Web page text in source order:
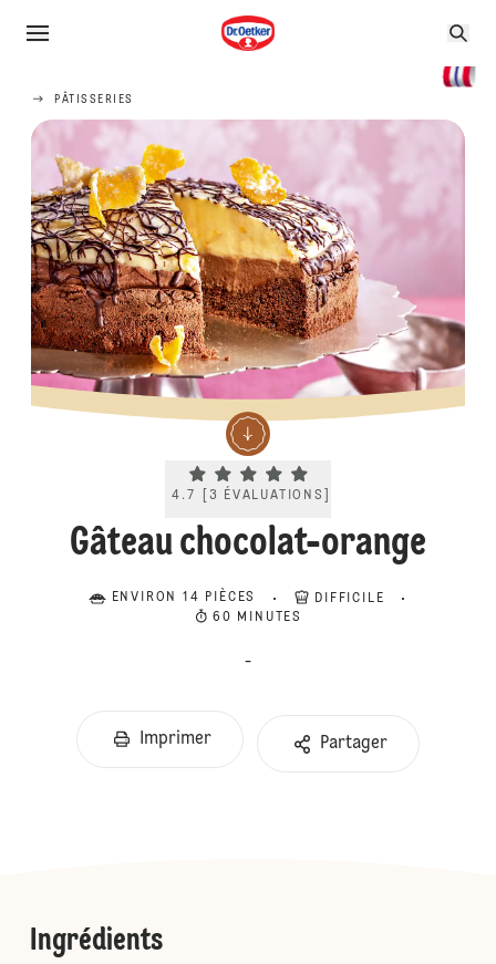
PÂTISSERIES
Current rating 4.7. Click to rate.
4.7 3 ÉVALUATIONS
Gâteau chocolat-orange
ENVIRON 14 PIÈCES
DIFFICILE
60 MINUTES
-
Imprimer Partager
Ingrédients